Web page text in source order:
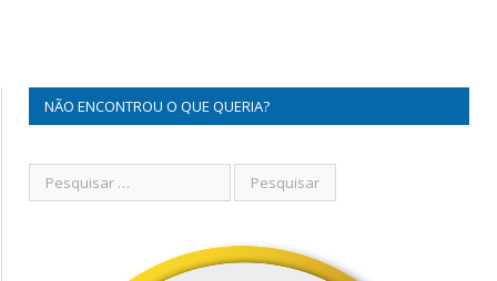
NÃO ENCONTROU O QUE QUERIA?